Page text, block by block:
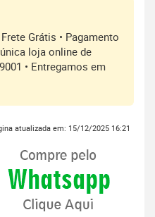
Grátis • Pagamento
loja online de
• Entregamos em
atualizada em: 15/12/2025 16:21